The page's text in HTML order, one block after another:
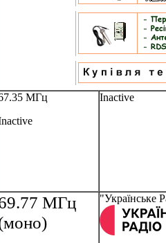
МГц
Inactive
МГц
"Українське